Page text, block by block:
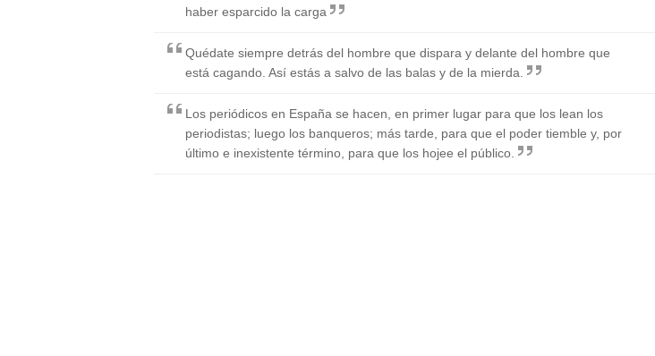
haber esparcido la carga
Quédate siempre detrás del hombre que dispara y delante del hombre que
está cagando. Así estás a salvo de las balas y de la mierda.
Los periódicos en España se hacen, en primer lugar para que los lean los
periodistas; luego los banqueros; más tarde, para que el poder tiemble y, por
último e inexistente término, para que los hojee el público.